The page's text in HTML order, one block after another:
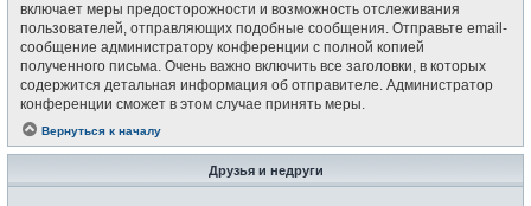
включает меры предосторожности и возможность отслеживания
пользователей, отправляющих подобные сообщения. Отправьте email-
сообщение администратору конференции с полной копией
полученного письма. Очень важно включить все заголовки, в которых
содержится детальная информация об отправителе. Администратор
конференции сможет в этом случае принять меры.
Вернуться к началу
Друзья и недруги